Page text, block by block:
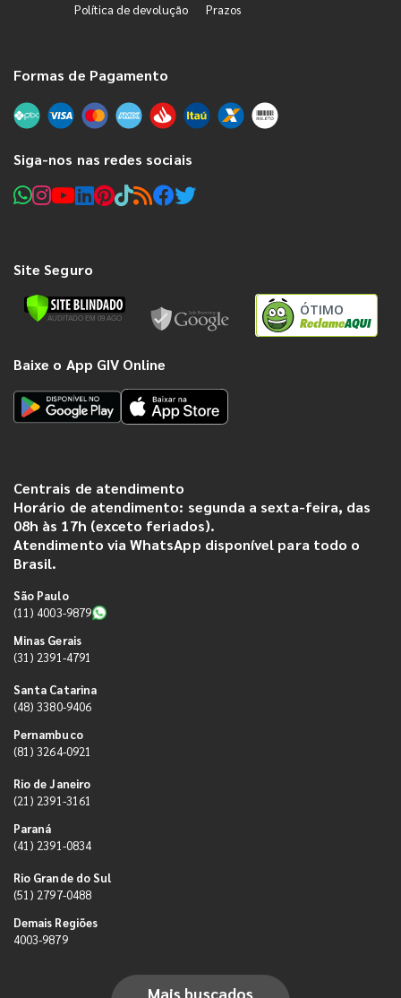
Política de devolução Prazos
Formas de Pagamento
Siga-nos nas redes sociais
Site Seguro
ÓTIMO
Baixe o App GIV Online
Centrais de atendimento
Horário de atendimento: segunda a sexta-feira, das
08h às 17h (exceto feriados).
Atendimento via WhatsApp disponível para todo o
Brasil.
São Paulo
(11) 4003-9879
Minas Gerais
(31) 2391-4791
Santa Catarina
(48) 3380-9406
Pernambuco
(81) 3264-0921
Rio de Janeiro
(21) 2391-3161
Paraná
(41) 2391-0834
Rio Grande do Sul
(51) 2797-0488
Demais Regiões
4003-9879
Mais buscados